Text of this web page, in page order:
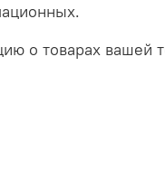
о товарах вашей